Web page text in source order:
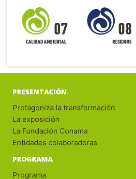
PRESENTACIÓN
Protagoniza la transformación
La exposición
La Fundación Conama
Entidades colaboradoras
PROGRAMA
Programa